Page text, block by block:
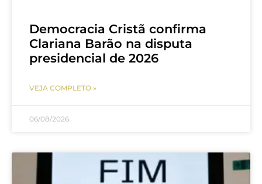
Democracia Cristã confirma
Clariana Barão na disputa
presidencial de 2026
VEJA COMPLETO »
06/08/2026